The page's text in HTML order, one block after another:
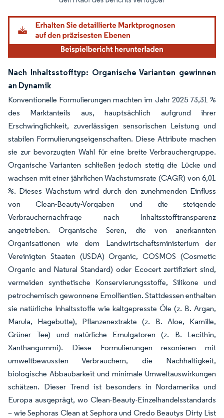
Nach Inhaltsstofftyp: Organische Varianten gewinnen
an Dynamik
Konventionelle Formulierungen machten im Jahr 2025 73,31 %
des Marktanteils aus, hauptsächlich aufgrund ihrer
Erschwinglichkeit, zuverlässigen sensorischen Leistung und
stabilen Formulierungseigenschaften. Diese Attribute machen
sie zur bevorzugten Wahl für eine breite Verbrauchergruppe.
Organische Varianten schließen jedoch stetig die Lücke und
wachsen mit einer jährlichen Wachstumsrate (CAGR) von 6,01
%. Dieses Wachstum wird durch den zunehmenden Einfluss
von Clean-Beauty-Vorgaben und die steigende
Verbrauchernachfrage nach Inhaltsstofftransparenz
angetrieben. Organische Seren, die von anerkannten
Organisationen wie dem Landwirtschaftsministerium der
Vereinigten Staaten (USDA) Organic, COSMOS (Cosmetic
Organic and Natural Standard) oder Ecocert zertifiziert sind,
vermeiden synthetische Konservierungsstoffe, Silikone und
petrochemisch gewonnene Emollientien. Stattdessen enthalten
sie natürliche Inhaltsstoffe wie kaltgepresste Öle (z. B. Argan,
Marula, Hagebutte), Pflanzenextrakte (z. B. Aloe, Kamille,
Grüner Tee) und natürliche Emulgatoren (z. B. Lecithin,
Xanthangummi). Diese Formulierungen resonieren mit
umweltbewussten Verbrauchern, die Nachhaltigkeit,
biologische Abbaubarkeit und minimale Umweltauswirkungen
schätzen. Dieser Trend ist besonders in Nordamerika und
Europa ausgeprägt, wo Clean-Beauty-Einzelhandelsstandards
– wie Sephoras Clean at Sephora und Credo Beautys Dirty List